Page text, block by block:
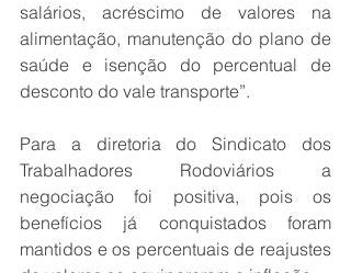
salários, acréscimo de valores na
alimentação, manutenção do plano de
saúde e isenção do percentual de
desconto do vale transporte”.
Para a diretoria do Sindicato dos
Trabalhadores Rodoviários a
negociação foi positiva, pois os
benefícios já conquistados foram
mantidos e os percentuais de reajustes